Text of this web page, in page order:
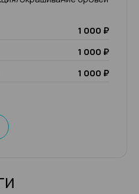
1 000 ₽
1 000 ₽
1 000 ₽